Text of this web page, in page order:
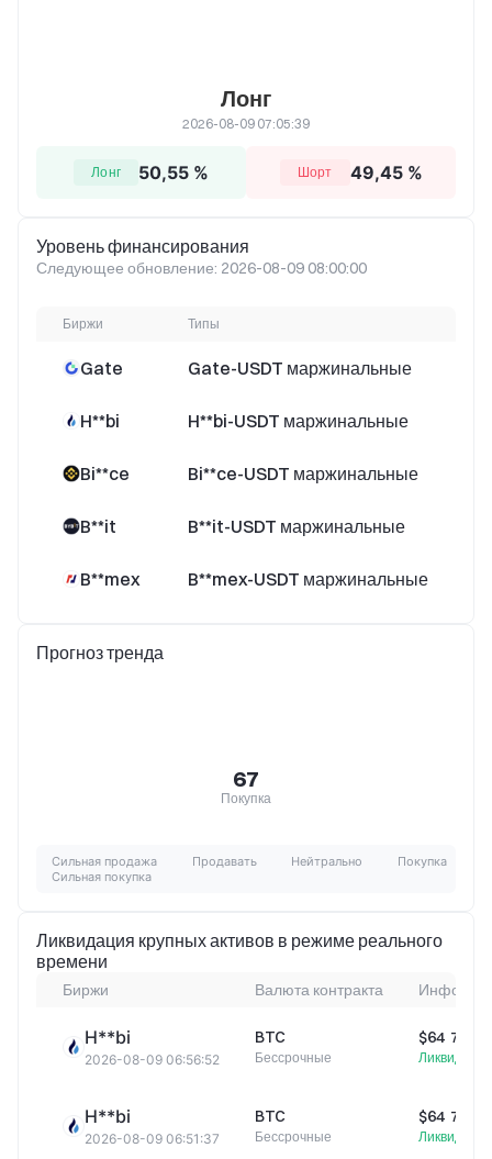
Лонг
2026-08-09 07:05:39
Лонг 50,55 % Шорт 49,45 %
Уровень финансирования
Следующее обновление: 2026-08-09 08:00:00
Биржи Типы
Gate Gate-USDT маржинальные
H**bi H**bi-USDT маржинальные
Bi**ce Bi**ce-USDT маржинальные
B**it B**it-USDT маржинальные
B**mex B**mex-USDT маржинальные
Прогноз тренда
67
Покупка
Сильная продажа Продавать Нейтрально
Покупка
Сильная покупка
Ликвидация крупных активов в режиме реального
времени
Биржи Валюта контракта
H**bi
2026-08-09 06:56:52
BTC
Бессрочные
$64
H**bi
2026-08-09 06:51:37
BTC
Бессрочные
$64